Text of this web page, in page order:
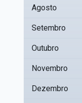
Agosto
Setembro
Outubro
Novembro
Dezembro